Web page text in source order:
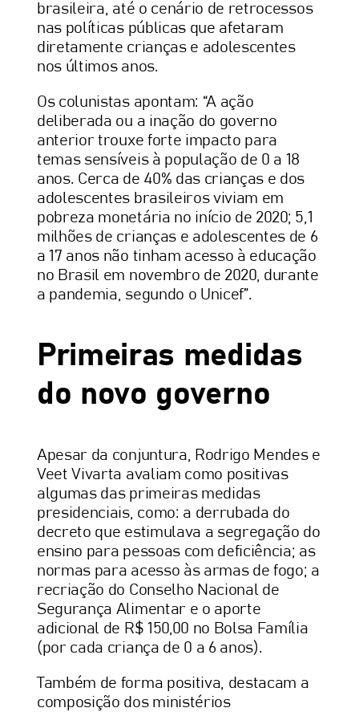
brasileira, até o cenário de retrocessos
nas políticas públicas que afetaram
diretamente crianças e adolescentes
nos últimos anos.
Os colunistas apontam: “A ação
deliberada ou a inação do governo
anterior trouxe forte impacto para
temas sensíveis à população de 0 a 18
anos. Cerca de 40% das crianças e dos
adolescentes brasileiros viviam em
pobreza monetária no início de 2020; 5,1
milhões de crianças e adolescentes de 6
a 17 anos não tinham acesso à educação
no Brasil em novembro de 2020, durante
a pandemia, segundo o Unicef”.
Primeiras medidas
do novo governo
Apesar da conjuntura, Rodrigo Mendes e
Veet Vivarta avaliam como positivas
algumas das primeiras medidas
presidenciais, como: a derrubada do
decreto que estimulava a segregação do
ensino para pessoas com deficiência; as
normas para acesso às armas de fogo; a
recriação do Conselho Nacional de
Segurança Alimentar e o aporte
adicional de R$ 150,00 no Bolsa Família
(por cada criança de 0 a 6 anos).
Também de forma positiva, destacam a
composição dos ministérios